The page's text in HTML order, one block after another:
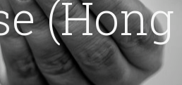
(Hong